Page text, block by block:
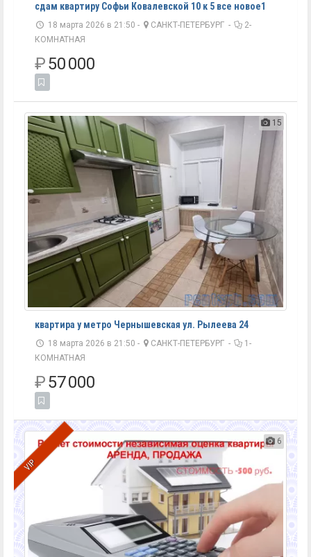
сдам квартиру Софьи Ковалевской 10 к 5 все новое1
18 марта 2026 в 21:50 - САНКТ-ПЕТЕРБУРГ -
2-
КОМНАТНАЯ
₽50 000
15
квартира у метро Чернышевская ул. Рылеева 24
18 марта 2026 в 21:50 - САНКТ-ПЕТЕРБУРГ -
1-
КОМНАТНАЯ
₽57 000
VIP
6